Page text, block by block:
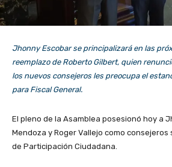
Jhonny Escobar se principalizará en las
reemplazo de Roberto Gilbert, quien
los nuevos consejeros les preocupa el
para Fiscal General.
El pleno de la Asamblea posesionó hoy a
Mendoza y Roger Vallejo como
de Participación Ciudadana.